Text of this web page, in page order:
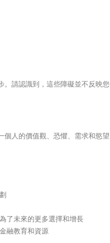
請認識到，這些障礙並不反映
人的價值觀、恐懼、需求和慾
了未來的更多選擇和增長
融教育和資源